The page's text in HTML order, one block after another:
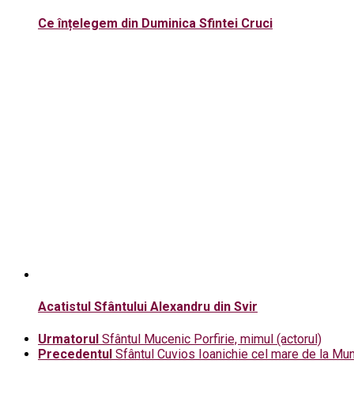
Ce înțelegem din Duminica Sfintei Cruci
Acatistul Sfântului Alexandru din Svir
Urmatorul Sfântul Mucenic Porfirie, mimul (actorul)
Precedentul Sfântul Cuvios Ioanichie cel mare de la